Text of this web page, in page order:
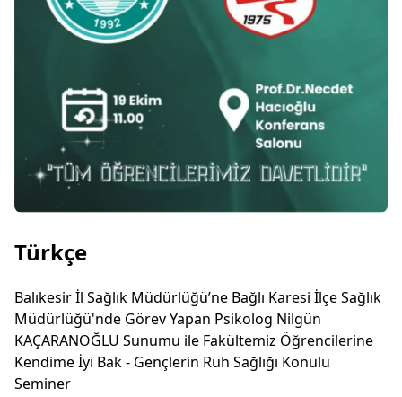
Türkçe
Balıkesir İl Sağlık Müdürlüğü’ne Bağlı Karesi İlçe Sağlık
Müdürlüğü'nde Görev Yapan Psikolog Nilgün
KAÇARANOĞLU Sunumu ile Fakültemiz Öğrencilerine
Kendime İyi Bak - Gençlerin Ruh Sağlığı Konulu
Seminer